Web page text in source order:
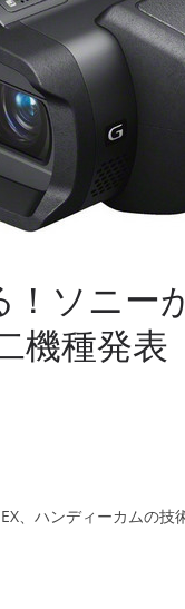
ソニー
機種発表
、ハンディーカムの